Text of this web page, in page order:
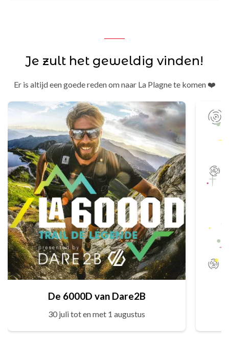
Je zult het geweldig vinden!
Er is altijd een goede reden om naar La Plagne te komen ❤️
De 6000D van Dare2B
30 juli tot en met 1 augustus